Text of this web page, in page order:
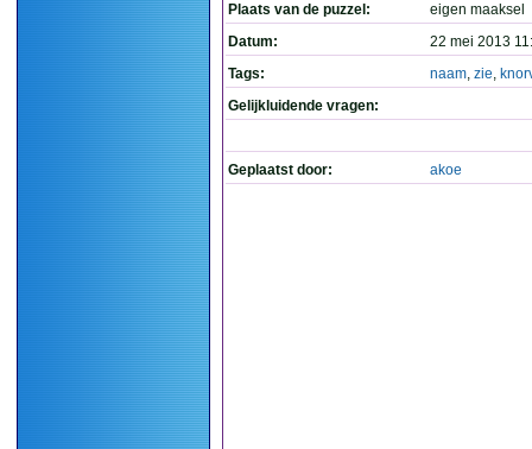
Plaats van de puzzel:
eigen maaksel
Datum:
22 mei 2013
Tags:
naam, zie,
Gelijkluidende vragen:
Geplaatst door: akoe